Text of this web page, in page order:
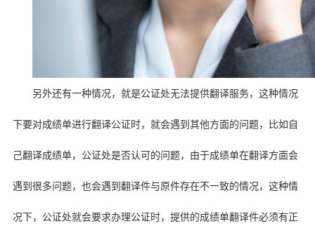
另外还有一种情况，就是公证处无法提供翻译服务，这种情况
下要对成绩单进行翻译公证时，就会遇到其他方面的问题，比如自
己翻译成绩单，公证处是否认可的问题，由于成绩单在翻译方面会
遇到很多问题，也会遇到翻译件与原件存在不一致的情况，这种情
况下，公证处就会要求办理公证时，提供的成绩单翻译件必须有正